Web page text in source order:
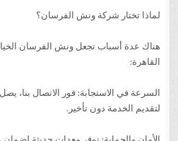
لماذا تختار شركة ونش الفرسان؟
هناك عدة أسباب تجعل ونش الفرسان
القاهرة:
السرعة في الاستجابة: فور الاتصال بنا،
لتقديم الخدمة دون تأخير.